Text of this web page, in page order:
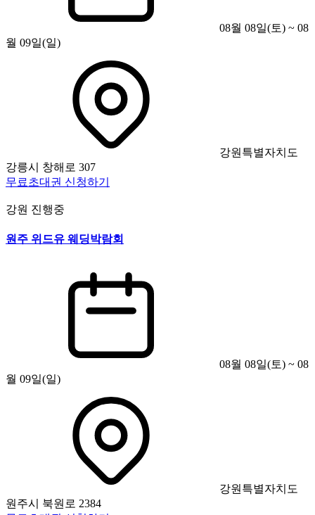
08월 08일(토) ~ 08
월 09일(일)
강원특별자치도
강릉시 창해로 307
무료초대권 신청하기
강원 진행중
원주 위드유 웨딩박람회
08월 08일(토) ~ 08
월 09일(일)
강원특별자치도
원주시 북원로 2384